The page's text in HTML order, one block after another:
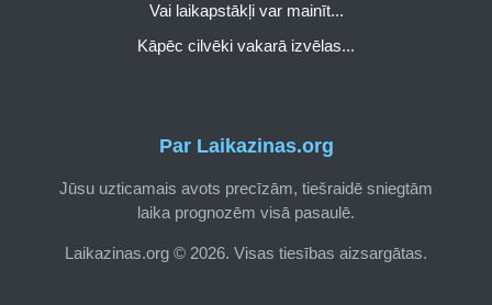
Par Laikazinas.org
Jūsu uzticamais avots precīzām, tiešraidē sniegtām
laika prognozēm visā pasaulē.
Laikazinas.org © 2026. Visas tiesības aizsargātas.
Vai laikapstākļi var mainīt...
Kāpēc cilvēki vakarā izvēlas...